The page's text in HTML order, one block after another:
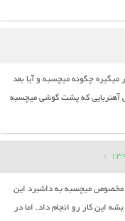
چگونه ميچسبه و آيا بعد
آهنربايي كه پشت گوشي ميچسبه
:
مخصوص میچسبه به داشبرد این
این کار رو انجام داد. اما در